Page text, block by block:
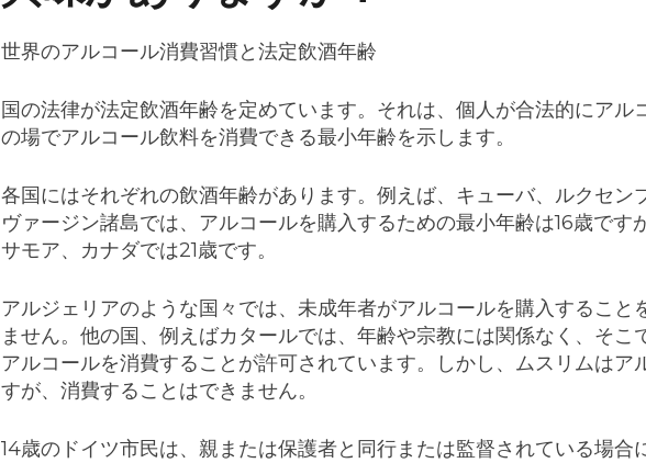
世界のアルコール消費習慣と法定飲酒年齢
国の法律が法定飲酒年齢を定めています。それは、個人が合法的にアル
の場でアルコール飲料を消費できる最小年齢を示します。
各国にはそれぞれの飲酒年齢があります。例えば、キューバ、ルクセン
ヴァージン諸島では、アルコールを購入するための最小年齢は16歳です
サモア、カナダでは21歳です。
アルジェリアのような国々では、未成年者がアルコールを購入すること
ません。他の国、例えばカタールでは、年齢や宗教には関係なく、そこ
アルコールを消費することが許可されています。しかし、ムスリムはア
すが、消費することはできません。
14歳のドイツ市民は、親または保護者と同行または監督されている場合